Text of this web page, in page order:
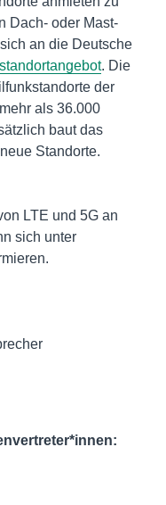
Dach- oder Mast-
an die Deutsche
. Die
der
als 36.000
baut das
Standorte.
LTE und 5G an
sich unter